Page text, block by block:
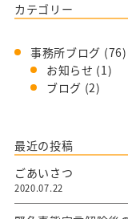
カテゴリー
事務所ブログ (76)
お知らせ (1)
ブログ (2)
最近の投稿
ごあいさつ
2020.07.22